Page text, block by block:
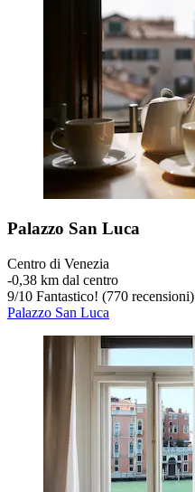
Palazzo San Luca
Centro di Venezia
‐0,38 km dal centro
9/10 Fantastico! (770 recensioni)
Palazzo San Luca